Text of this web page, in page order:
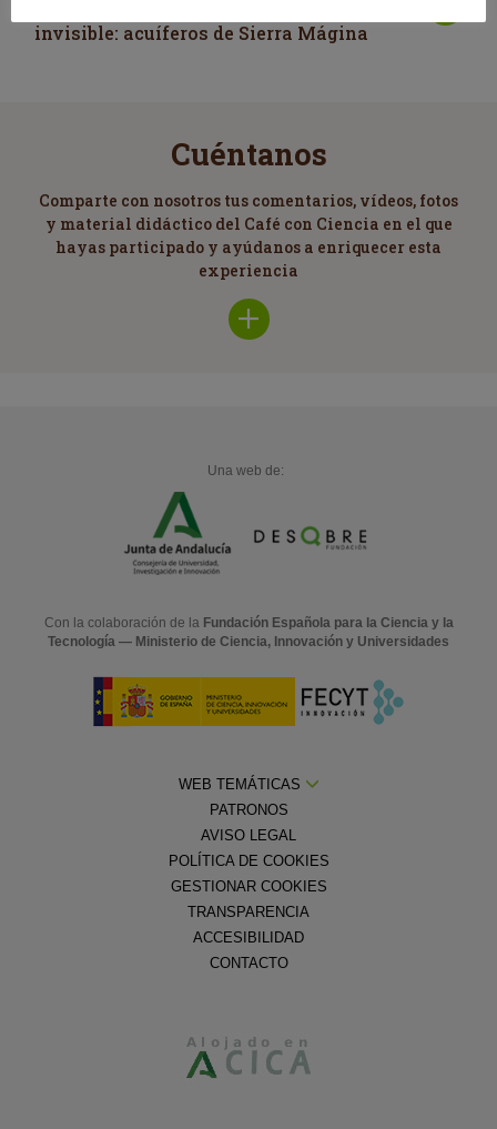
invisible: acuíferos de Sierra Mágina
Cuéntanos
Comparte con nosotros tus comentarios, vídeos, fotos
y material didáctico del Café con Ciencia en el que
hayas participado y ayúdanos a enriquecer esta
experiencia
Una web de:
Con la colaboración de la Fundación Española para la Ciencia y la
Tecnología — Ministerio de Ciencia, Innovación y Universidades
WEB TEMÁTICAS
PATRONOS
AVISO LEGAL
POLÍTICA DE COOKIES
GESTIONAR COOKIES
TRANSPARENCIA
ACCESIBILIDAD
CONTACTO